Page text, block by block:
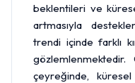
beklentileri ve
artmasıyla
trendi içinde farklı
gözlemlenmektedir.
çeyreğinde,